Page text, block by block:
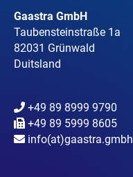
Gaastra GmbH
Taubensteinstraße 1a
82031 Grünwald
Duitsland
+49 89 8999 9790
+49 89 5999 8605
info(at)gaastra.gmbh